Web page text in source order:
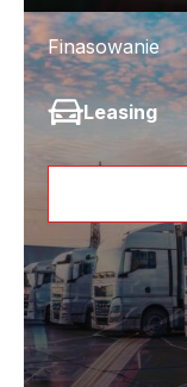
Finasowanie
Leasing